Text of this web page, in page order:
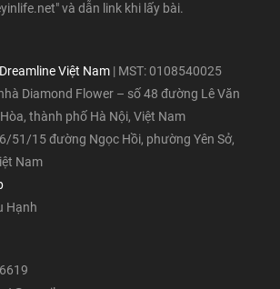
và dẫn link khi lấy bài.
Việt Nam | MST: 0108540025
Diamond Flower – số 48 đường Lê Văn
thành phố Hà Nội, Việt Nam
51/15 đường Ngọc Hồi, phường Yên Sở,
Nam
Hạnh